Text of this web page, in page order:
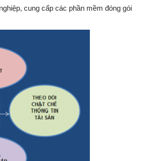
cung cấp các phần mềm đóng gói